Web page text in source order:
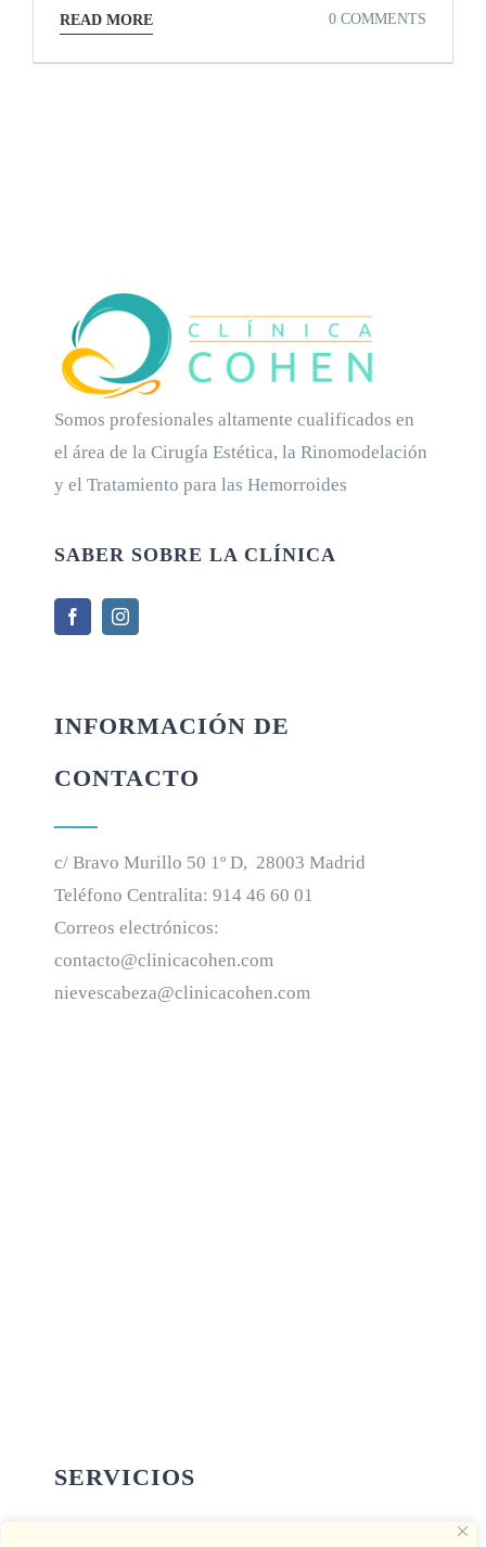
READ MORE 0 COMMENTS
Somos profesionales altamente cualificados en
el área de la Cirugía Estética, la Rinomodelación
y el Tratamiento para las Hemorroides
SABER SOBRE LA CLÍNICA
INFORMACIÓN DE
CONTACTO
c/ Bravo Murillo 50 1º D, 28003 Madrid
Teléfono Centralita: 914 46 60 01
Correos electrónicos:
contacto@clinicacohen.com
nievescabeza@clinicacohen.com
SERVICIOS